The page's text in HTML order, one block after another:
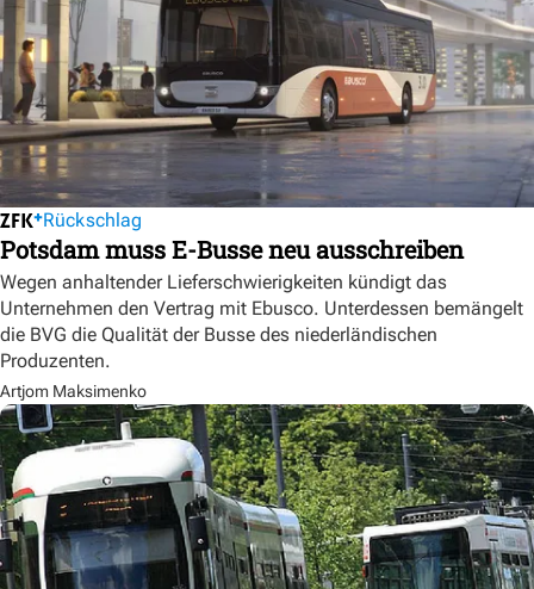
Rückschlag
Potsdam muss E-Busse neu ausschreiben
Wegen anhaltender Lieferschwierigkeiten kündigt das
Unternehmen den Vertrag mit Ebusco. Unterdessen bemängelt
die BVG die Qualität der Busse des niederländischen
Produzenten.
Artjom Maksimenko